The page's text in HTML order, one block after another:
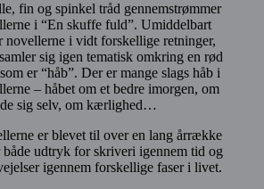
fin og spinkel tråd gennemstrømmer
i “En skuffe fuld”. Umiddelbart
novellerne i vidt forskellige retninger,
sig igen tematisk omkring en rød
er “håb”. Der er mange slags håb i
– håbet om et bedre imorgen, om
sig selv, om kærlighed…
er blevet til over en lang årrække
både udtryk for skriveri igennem tid og
igennem forskellige faser i livet.